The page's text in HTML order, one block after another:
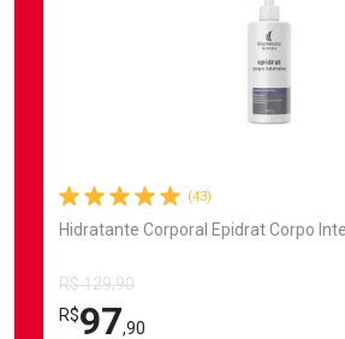
(43)
Hidratante Corporal Epidrat Corpo
R$ 129,90
R$97,90